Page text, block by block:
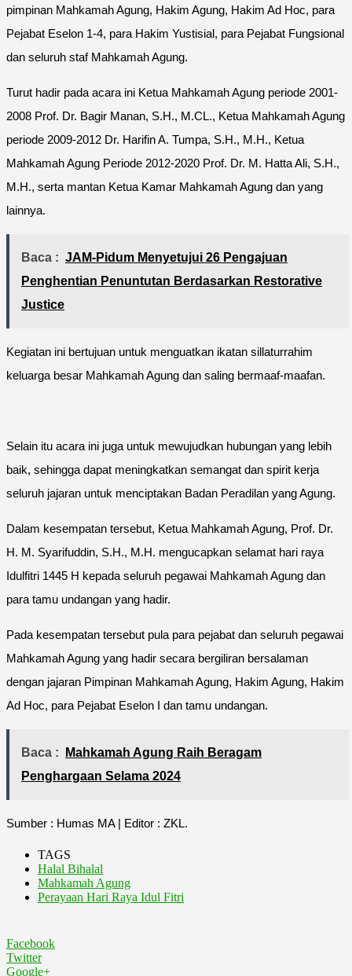
pimpinan Mahkamah Agung, Hakim Agung, Hakim Ad Hoc, para
Pejabat Eselon 1-4, para Hakim Yustisial, para Pejabat Fungsional
dan seluruh staf Mahkamah Agung.
Turut hadir pada acara ini Ketua Mahkamah Agung periode 2001-
2008 Prof. Dr. Bagir Manan, S.H., M.CL., Ketua Mahkamah Agung
periode 2009-2012 Dr. Harifin A. Tumpa, S.H., M.H., Ketua
Mahkamah Agung Periode 2012-2020 Prof. Dr. M. Hatta Ali, S.H.,
M.H., serta mantan Ketua Kamar Mahkamah Agung dan yang
lainnya.
Baca : JAM-Pidum Menyetujui 26 Pengajuan
Penghentian Penuntutan Berdasarkan Restorative
Justice
Kegiatan ini bertujuan untuk menguatkan ikatan sillaturrahim
keluarga besar Mahkamah Agung dan saling bermaaf-maafan.
Selain itu acara ini juga untuk mewujudkan hubungan yang lebih
baik, sehingga dapat meningkatkan semangat dan spirit kerja
seluruh jajaran untuk menciptakan Badan Peradilan yang Agung.
Dalam kesempatan tersebut, Ketua Mahkamah Agung, Prof. Dr.
H. M. Syarifuddin, S.H., M.H. mengucapkan selamat hari raya
Idulfitri 1445 H kepada seluruh pegawai Mahkamah Agung dan
para tamu undangan yang hadir.
Pada kesempatan tersebut pula para pejabat dan seluruh pegawai
Mahkamah Agung yang hadir secara bergiliran bersalaman
dengan jajaran Pimpinan Mahkamah Agung, Hakim Agung, Hakim
Ad Hoc, para Pejabat Eselon I dan tamu undangan.
Baca :
Mahkamah Agung Raih Beragam
Penghargaan Selama 2024
Sumber : Humas MA | Editor : ZKL.
TAGS
Halal Bihalal
Mahkamah Agung
Perayaan Hari Raya Idul Fitri
Facebook
Twitter
Google+